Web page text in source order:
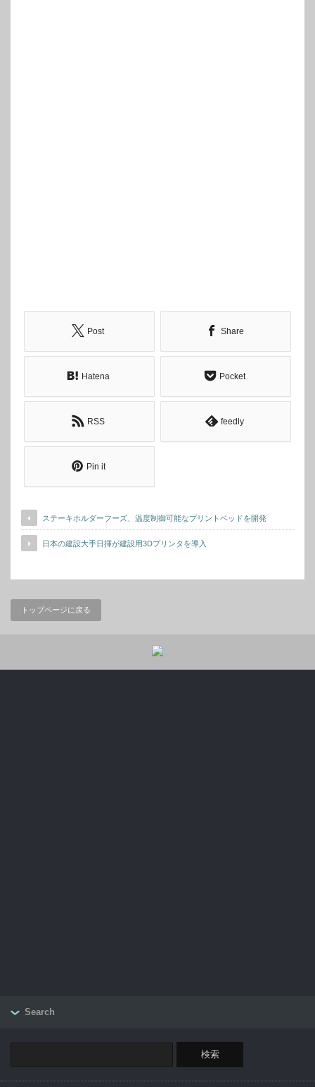
Post Share
Hatena Pocket
RSS feedly
Pin it
ステーキホルダーフーズ、温度制御可能なプリントベッドを開発
日本の建設大手日揮が建設用3Dプリンタを導入
トップページに戻る
Search